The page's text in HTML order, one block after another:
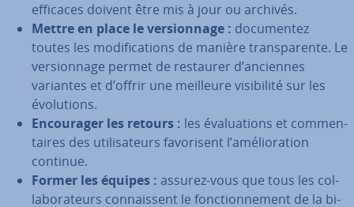
efficaces doivent être mis à jour ou archivés.
Mettre en place le ver­sion­nage : do­cu­men­tez
toutes les mo­di­fi­ca­tions de manière trans­pa­rente. Le
ver­sion­nage permet de restaurer d’anciennes
variantes et d’offrir une meilleure vi­si­bi­lité sur les
évo­lu­tions.
En­cou­ra­ger les retours : les éva­lua­tions et com­men­
taires des uti­li­sa­teurs fa­vo­ri­sent l’amé­lio­ra­tion
continue.
Former les équipes : assurez-vous que tous les col­
la­bo­ra­teurs con­nais­sent le fonc­tion­ne­ment de la bi­